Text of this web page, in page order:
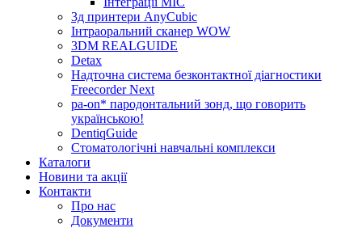
3д принтери AnyCubic
Інтраоральний сканер WOW
3DM REALGUIDE
Detax
Надточна система безконтактної діагностики
Freecorder Next
pa-on* пародонтальний зонд, що говорить
українською!
DentiqGuide
Стоматологічні навчальні комплекси
Каталоги
Новини та акції
Контакти
Про нас
Документи